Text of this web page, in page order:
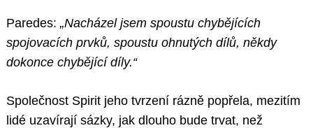
Paredes: „Nacházel jsem spoustu chybějících
spojovacích prvků, spoustu ohnutých dílů, někdy
dokonce chybějící díly.“
Společnost Spirit jeho tvrzení rázně popřela, mezitím
lidé uzavírají sázky, jak dlouho bude trvat, než